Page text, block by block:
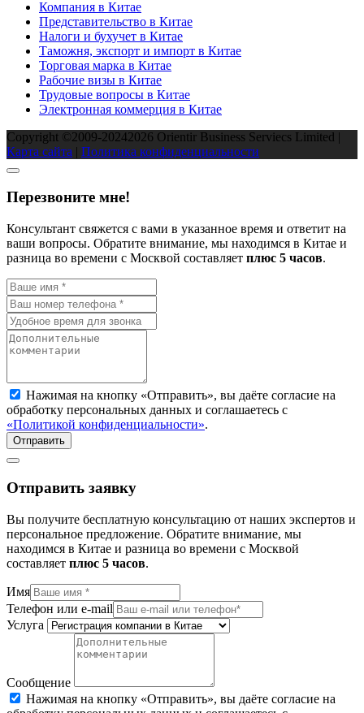
Компания в Китае
Представительство в Китае
Налоги и бухучет в Китае
Таможня, экспорт и импорт в Китае
Торговая марка в Китае
Рабочие визы в Китае
Трудовые вопросы в Китае
Электронная коммерция в Китае
Copyright ©2009-20242026 Orientir Business Serviecs Limited |
Карта сайта | Политика конфиденциальности
Перезвоните мне!
Консультант свяжется с вами в указанное время и ответит на
ваши вопросы. Обратите внимание, мы находимся в Китае и
разница во времени с Москвой составляет плюc 5 часов.
Нажимая на кнопку «Отправить», вы даёте согласие на
обработку персональных данных и соглашаетесь с
«Политикой конфиденциальности».
Отправить
Отправить заявку
Вы получите бесплатную консультацию от наших экспертов и
персональное предложение. Обратите внимание, мы
находимся в Китае и разница во времени с Москвой
составляет плюc 5 часов.
Имя
Телефон или e-mail
Услуга
Сообщение
Нажимая на кнопку «Отправить», вы даёте согласие на